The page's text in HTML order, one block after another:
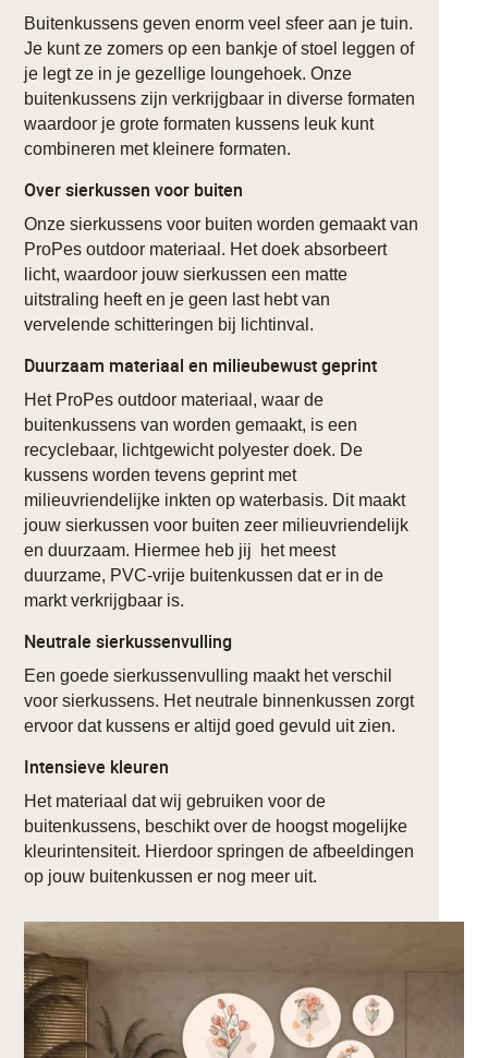
Buitenkussens geven enorm veel sfeer aan je tuin.
Je kunt ze zomers op een bankje of stoel leggen of
je legt ze in je gezellige loungehoek. Onze
buitenkussens zijn verkrijgbaar in diverse formaten
waardoor je grote formaten kussens leuk kunt
combineren met kleinere formaten.
Over sierkussen voor buiten
Onze sierkussens voor buiten worden gemaakt van
ProPes outdoor materiaal. Het doek absorbeert
licht, waardoor jouw sierkussen een matte
uitstraling heeft en je geen last hebt van
vervelende schitteringen bij lichtinval.
Duurzaam materiaal en milieubewust geprint
Het ProPes outdoor materiaal, waar de
buitenkussens van worden gemaakt, is een
recyclebaar, lichtgewicht polyester doek. De
kussens worden tevens geprint met
milieuvriendelijke inkten op waterbasis. Dit maakt
jouw sierkussen voor buiten zeer milieuvriendelijk
en duurzaam. Hiermee heb jij het meest
duurzame, PVC-vrije buitenkussen dat er in de
markt verkrijgbaar is.
Neutrale sierkussenvulling
Een goede sierkussenvulling maakt het verschil
voor sierkussens. Het neutrale binnenkussen zorgt
ervoor dat kussens er altijd goed gevuld uit zien.
Intensieve kleuren
Het materiaal dat wij gebruiken voor de
buitenkussens, beschikt over de hoogst mogelijke
kleurintensiteit. Hierdoor springen de afbeeldingen
op jouw buitenkussen er nog meer uit.